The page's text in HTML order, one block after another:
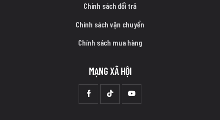
Chính sách đổi trả
Chính sách vận chuyển
Chính sách mua hàng
MẠNG XÃ HỘI